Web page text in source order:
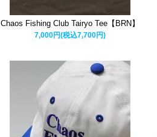
Chaos Fishing Club Tairyo Tee【BRN】
7,000円(税込7,700円)